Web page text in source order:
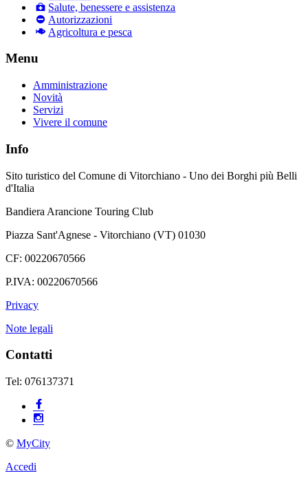
Salute, benessere e assistenza
Autorizzazioni
Agricoltura e pesca
Menu
Amministrazione
Novità
Servizi
Vivere il comune
Info
Sito turistico del Comune di Vitorchiano - Uno dei Borghi più Belli
d'Italia
Bandiera Arancione Touring Club
Piazza Sant'Agnese - Vitorchiano (VT) 01030
CF: 00220670566
P.IVA: 00220670566
Privacy
Note legali
Contatti
Tel: 076137371
© MyCity
Accedi